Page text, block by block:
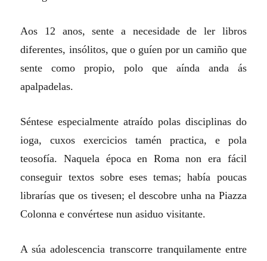
Aos 12 anos, sente a necesidade de ler libros
diferentes, insólitos, que o guíen por un camiño que
sente como propio, polo que aínda anda ás
apalpadelas.
Séntese especialmente atraído polas disciplinas do
ioga, cuxos exercicios tamén practica, e pola
teosofía. Naquela época en Roma non era fácil
conseguir textos sobre eses temas; había poucas
librarías que os tivesen; el descobre unha na Piazza
Colonna e convértese nun asiduo visitante.
A súa adolescencia transcorre tranquilamente entre